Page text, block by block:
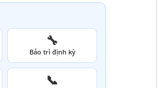
🔧
Bảo trì định kỳ
📞